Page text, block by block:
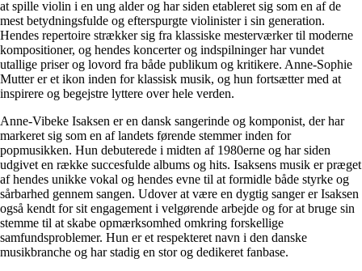
at spille violin i en ung alder og har siden etableret sig som en af ​​de
mest betydningsfulde og efterspurgte violinister i sin generation.
Hendes repertoire strækker sig fra klassiske mesterværker til moderne
kompositioner, og hendes koncerter og indspilninger har vundet
utallige priser og lovord fra både publikum og kritikere. Anne-Sophie
Mutter er et ikon inden for klassisk musik, og hun fortsætter med at
inspirere og begejstre lyttere over hele verden.
Anne-Vibeke Isaksen er en dansk sangerinde og komponist, der har
markeret sig som en af ​​landets førende stemmer inden for
popmusikken. Hun debuterede i midten af ​​1980erne og har siden
udgivet en række succesfulde albums og hits. Isaksens musik er præget
af hendes unikke vokal og hendes evne til at formidle både styrke og
sårbarhed gennem sangen. Udover at være en dygtig sanger er Isaksen
også kendt for sit engagement i velgørende arbejde og for at bruge sin
stemme til at skabe opmærksomhed omkring forskellige
samfundsproblemer. Hun er et respekteret navn i den danske
musikbranche og har stadig en stor og dedikeret fanbase.